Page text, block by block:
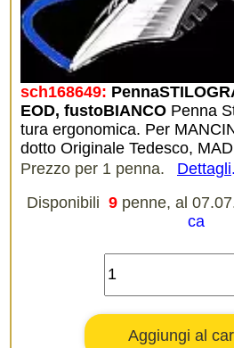
sch168649:
EOD, fustoBIANCO Penna
tura ergonomica. Per
dotto Originale Tedesco,
Prezzo per 1 penna.
Dettagli.
Disponibili 9 penne, al
ca